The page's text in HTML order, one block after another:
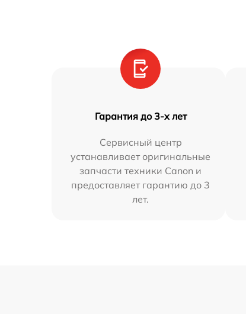
Гарантия до 3-х лет
Сервисный центр
устанавливает оригинальные
запчасти техники Canon и
предоставляет гарантию до 3
лет.